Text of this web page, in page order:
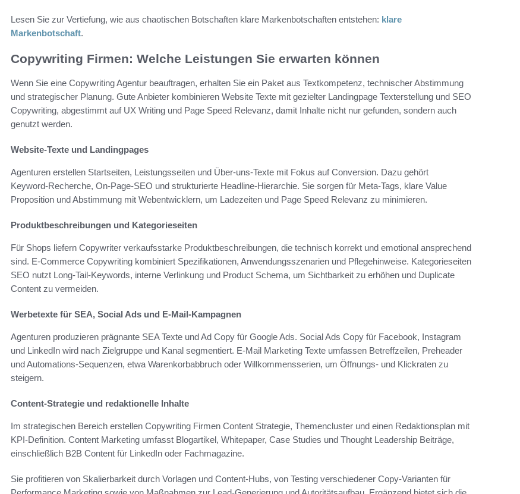
Lesen Sie zur Vertiefung, wie aus chaotischen Botschaften klare Markenbotschaften entstehen: klare
Markenbotschaft.
Copywriting Firmen: Welche Leistungen Sie erwarten können
Wenn Sie eine Copywriting Agentur beauftragen, erhalten Sie ein Paket aus Textkompetenz, technischer Abstimmung
und strategischer Planung. Gute Anbieter kombinieren Website Texte mit gezielter Landingpage Texterstellung und SEO
Copywriting, abgestimmt auf UX Writing und Page Speed Relevanz, damit Inhalte nicht nur gefunden, sondern auch
genutzt werden.
Website‑Texte und Landingpages
Agenturen erstellen Startseiten, Leistungsseiten und Über‑uns‑Texte mit Fokus auf Conversion. Dazu gehört
Keyword‑Recherche, On‑Page‑SEO und strukturierte Headline‑Hierarchie. Sie sorgen für Meta‑Tags, klare Value
Proposition und Abstimmung mit Webentwicklern, um Ladezeiten und Page Speed Relevanz zu minimieren.
Produktbeschreibungen und Kategorieseiten
Für Shops liefern Copywriter verkaufsstarke Produktbeschreibungen, die technisch korrekt und emotional ansprechend
sind. E-Commerce Copywriting kombiniert Spezifikationen, Anwendungsszenarien und Pflegehinweise. Kategorieseiten
SEO nutzt Long‑Tail‑Keywords, interne Verlinkung und Product Schema, um Sichtbarkeit zu erhöhen und Duplicate
Content zu vermeiden.
Werbetexte für SEA, Social Ads und E‑Mail‑Kampagnen
Agenturen produzieren prägnante SEA Texte und Ad Copy für Google Ads. Social Ads Copy für Facebook, Instagram
und LinkedIn wird nach Zielgruppe und Kanal segmentiert. E‑Mail Marketing Texte umfassen Betreffzeilen, Preheader
und Automations‑Sequenzen, etwa Warenkorbabbruch oder Willkommensserien, um Öffnungs‑ und Klickraten zu
steigern.
Content‑Strategie und redaktionelle Inhalte
Im strategischen Bereich erstellen Copywriting Firmen Content Strategie, Themencluster und einen Redaktionsplan mit
KPI‑Definition. Content Marketing umfasst Blogartikel, Whitepaper, Case Studies und Thought Leadership Beiträge,
einschließlich B2B Content für LinkedIn oder Fachmagazine.
Sie profitieren von Skalierbarkeit durch Vorlagen und Content‑Hubs, von Testing verschiedener Copy‑Varianten für